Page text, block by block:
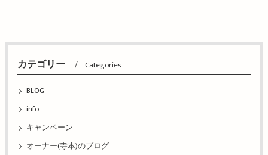
カテゴリー Categories
BLOG
info
キャンペーン
オーナー(寺本)のブログ